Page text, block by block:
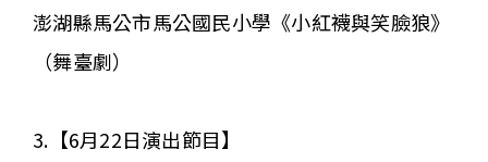
澎湖縣馬公市馬公國民小學《小紅襪與笑臉狼》
（舞臺劇）
3.【6月22日演出節目】